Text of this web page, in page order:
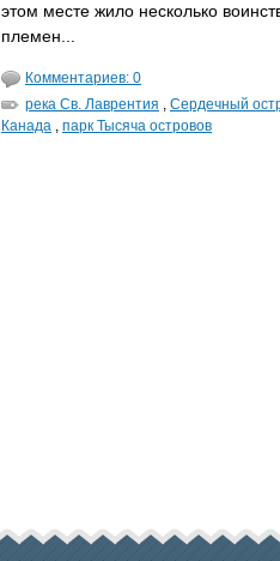
этом месте жило несколько
племен...
Комментариев: 0
река Св. Лаврентия , Сердечный
Канада , парк Тысяча островов